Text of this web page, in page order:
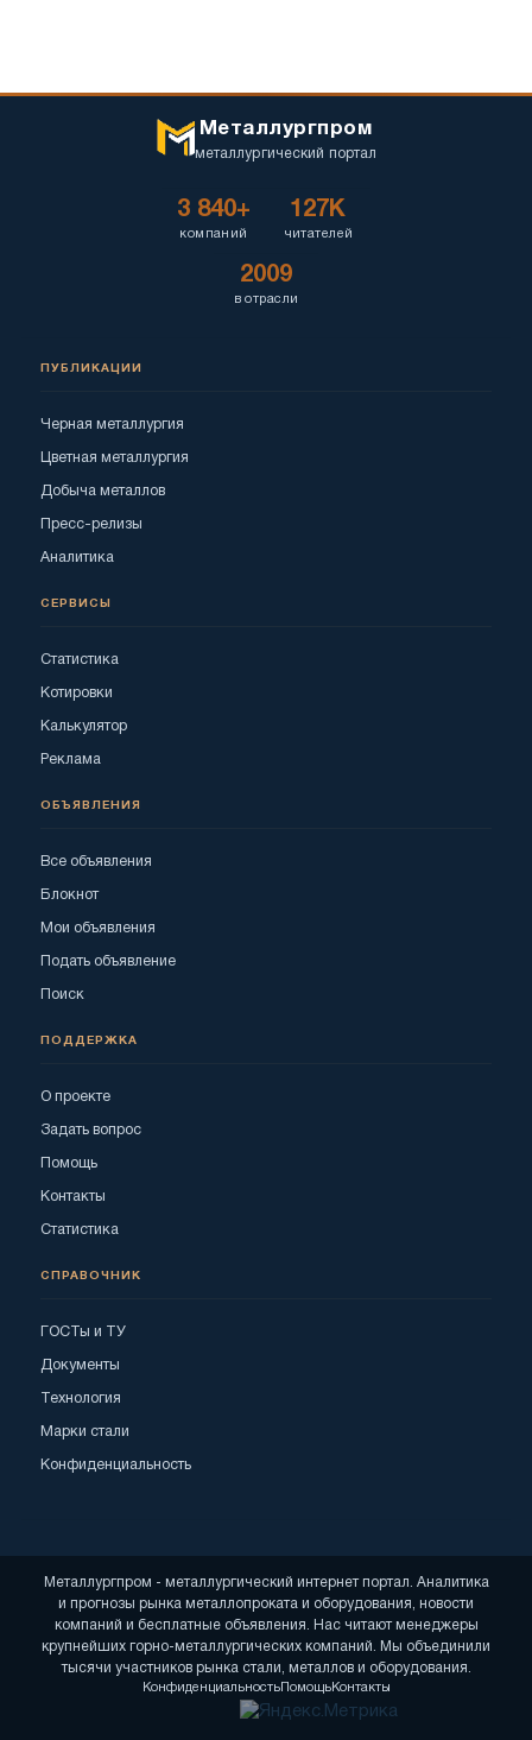
Металлургпром
металлургический портал
3 840+
компаний
127K
читателей
2009
в отрасли
ПУБЛИКАЦИИ
Черная металлургия
Цветная металлургия
Добыча металлов
Пресс-релизы
Аналитика
СЕРВИСЫ
Статистика
Котировки
Калькулятор
Реклама
ОБЪЯВЛЕНИЯ
Все объявления
Блокнот
Мои объявления
Подать объявление
Поиск
ПОДДЕРЖКА
О проекте
Задать вопрос
Помощь
Контакты
Статистика
СПРАВОЧНИК
ГОСТы и ТУ
Документы
Технология
Марки стали
Конфиденциальность
Металлургпром - металлургический интернет портал. Аналитика
и прогнозы рынка металлопроката и оборудования, новости
компаний и бесплатные объявления. Нас читают менеджеры
крупнейших горно-металлургических компаний. Мы объединили
тысячи участников рынка стали, металлов и оборудования.
КонфиденциальностьПомощьКонтакты